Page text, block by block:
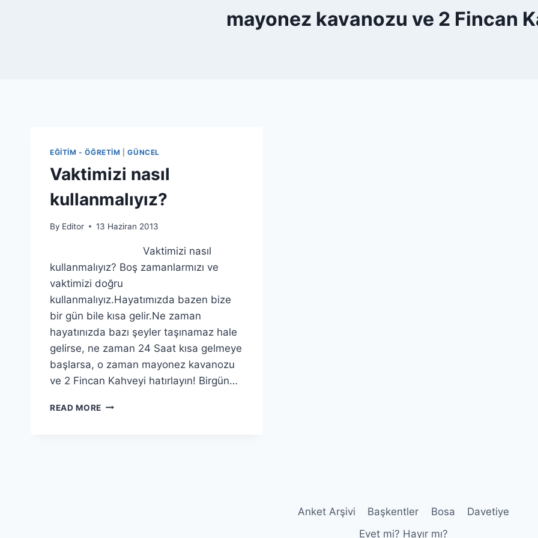
mayonez kavanozu ve 2 Fincan
EĞITIM - ÖĞRETIM |GÜNCEL
Vaktimizi nasıl
kullanmalıyız?
By Editor 13 Haziran 2013
Vaktimizi nasıl
kullanmalıyız? Boş zamanlarmızı ve
vaktimizi doğru
kullanmalıyız.Hayatımızda bazen bize
bir gün bile kısa gelir.Ne zaman
hayatınızda bazı şeyler taşınamaz hale
gelirse, ne zaman 24 Saat kısa gelmeye
başlarsa, o zaman mayonez kavanozu
ve 2 Fincan Kahveyi hatırlayın! Birgün…
READ MORE VAKTIMIZI
Anket Arşivi Başkentler Bosa
Davetiye
Evet mi? Hayır mı?